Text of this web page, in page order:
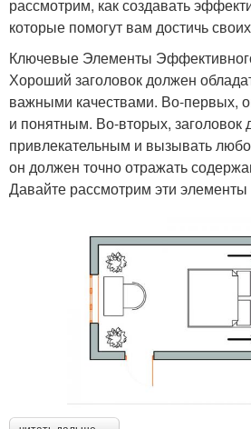
рассмотрим, как создавать
которые помогут вам достичь
Ключевые Элементы
Хороший заголовок должен
важными качествами. Во-первых,
и понятным. Во-вторых, заголовок
привлекательным и вызывать
он должен точно отражать
Давайте рассмотрим эти